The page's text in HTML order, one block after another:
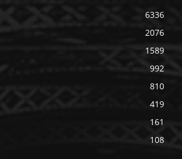
6336
2076
1589
992
810
419
161
108